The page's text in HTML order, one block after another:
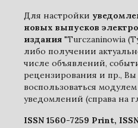
Для настройки
новых выпусков
издания "Turczaninowia
либо получении
числе объявлений,
рецензирования и пр.,
воспользоваться
уведомлений (справа на
ISSN 1560-7259 Print,